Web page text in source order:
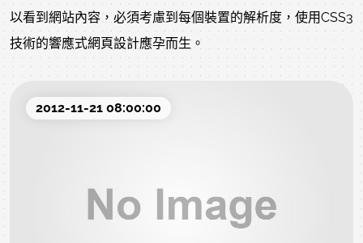
以看到網站內容，必須考慮到每個裝置的解析度，使用CSS3
技術的響應式網頁設計應孕而生。
2012-11-21 08:00:00